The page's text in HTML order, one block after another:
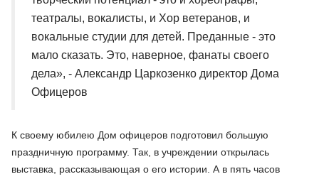
театралы, вокалисты, и Хор ветеранов, и
вокальные студии для детей. Преданные - это
мало сказать. Это, наверное, фанаты своего
дела», - Александр Царкозенко директор Дома
Офицеров
К своему юбилею Дом офицеров подготовил большую
праздничную программу. Так, в учреждении открылась
выставка, рассказывающая о его истории. А в пять часов